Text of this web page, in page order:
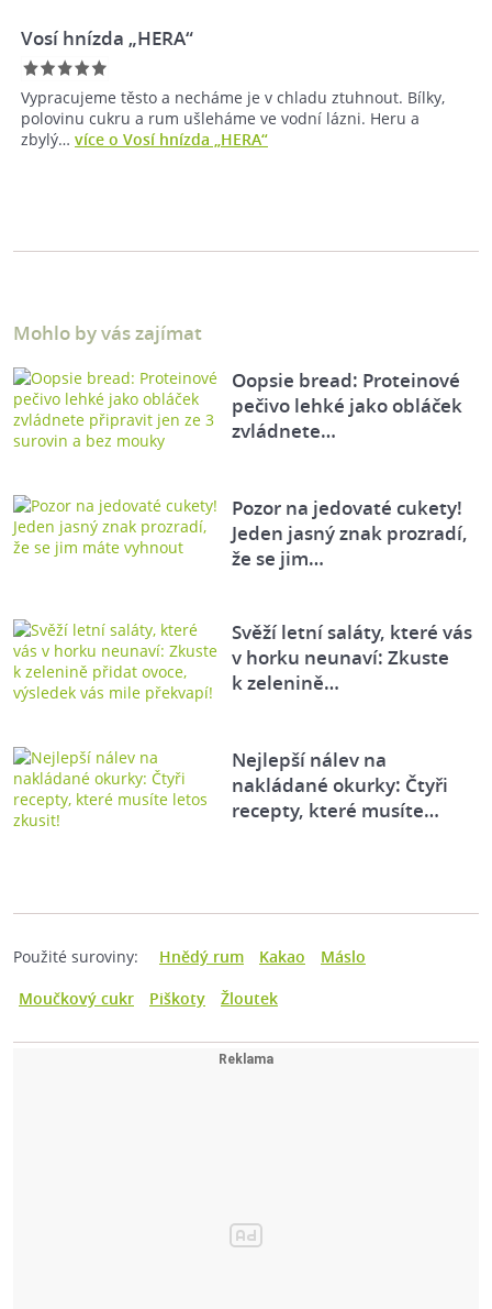
Vosí hnízda „HERA“
Vypracujeme těsto a necháme je v chladu ztuhnout. Bílky,
polovinu cukru a rum ušleháme ve vodní lázni. Heru a
zbylý… více o Vosí hnízda „HERA“
Mohlo by vás zajímat
Oopsie bread: Proteinové
pečivo lehké jako obláček
zvládnete…
Pozor na jedovaté cukety!
Jeden jasný znak prozradí,
že se jim…
Svěží letní saláty, které vás
v horku neunaví: Zkuste
k zelenině…
Nejlepší nálev na
nakládané okurky: Čtyři
recepty, které musíte…
Použité suroviny: Hnědý rum Kakao
Máslo
Moučkový cukr
Piškoty Žloutek